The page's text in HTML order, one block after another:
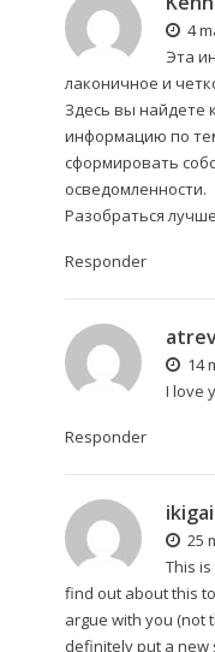
4
Эта
лаконичное и
Здесь вы найдете
информацию по
сформировать
осведомленности.
Разобраться
Responder
14
I love
Responder
25
This
find out about this
argue with you (not
definitely put a new